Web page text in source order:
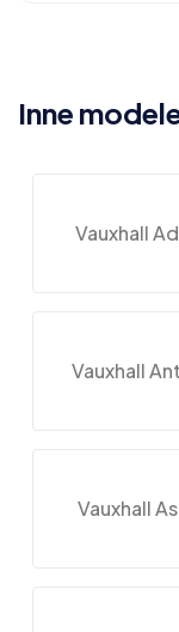
Inne
Vauxhall
Vauxhall
Vauxhall